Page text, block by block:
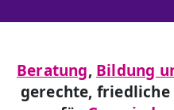
Beratung, Bildung
gerechte,